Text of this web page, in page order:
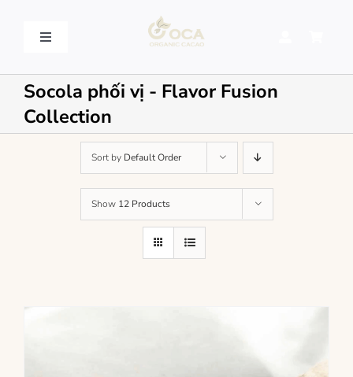
Toggle
VỀ OCA – OCA STORY
QUY TRÌNH SẢN XUẤT – PROCESSING
LIÊN HỆ – CONTACT US
Socola phối vị - Flavor Fusion
Collection
Sort by Default Order
Show 12 Products